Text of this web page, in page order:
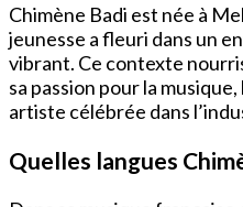
Chimène Badi est née à
jeunesse a fleuri dans un
vibrant. Ce contexte
sa passion pour la
artiste célébrée dans
Quelles langues